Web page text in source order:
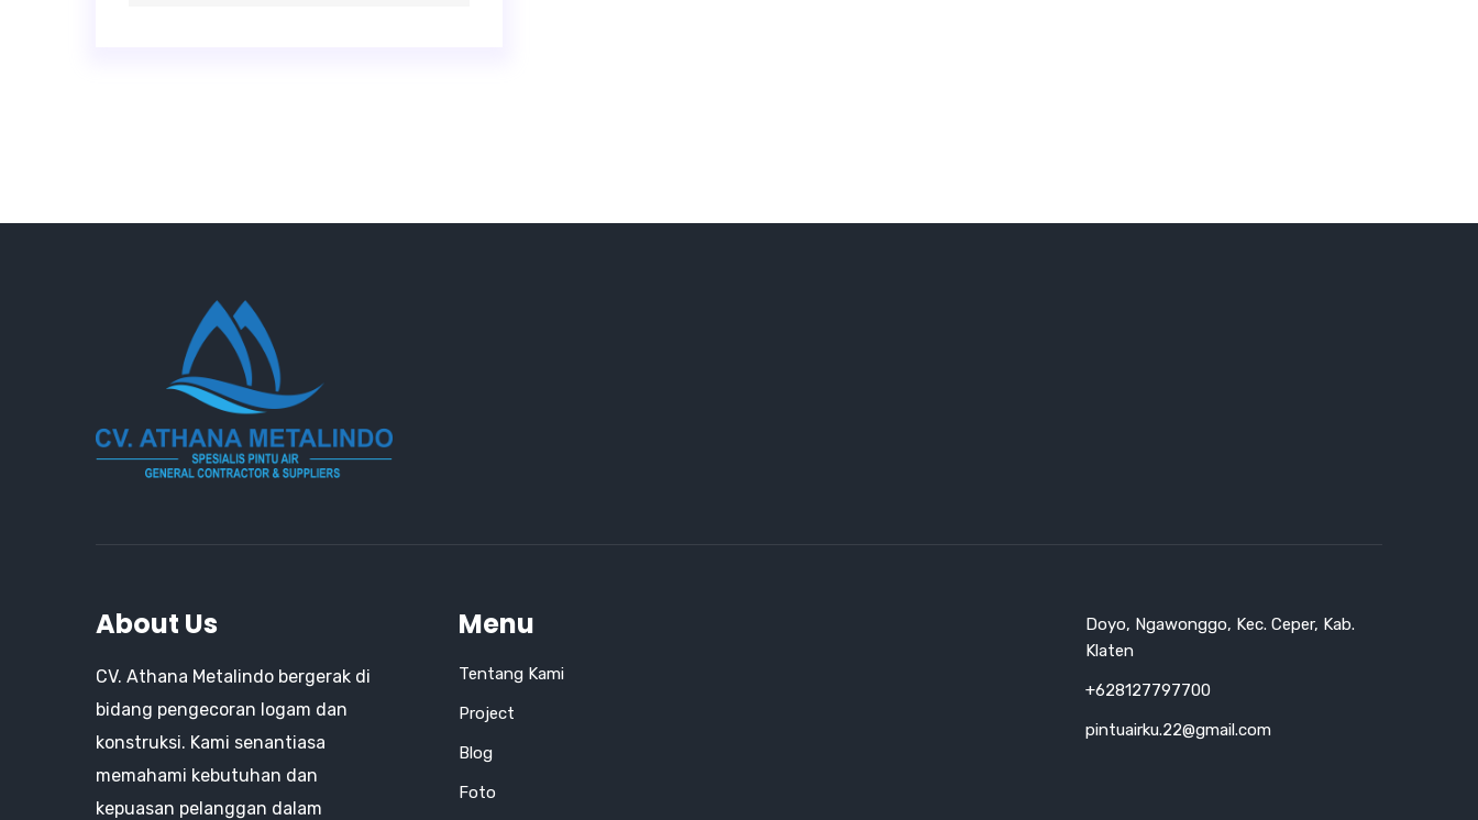
About Us
CV. Athana Metalindo bergerak di
bidang pengecoran logam dan
konstruksi. Kami senantiasa
memahami kebutuhan dan
kepuasan pelanggan dalam
Menu
Tentang Kami
Project
Blog
Foto
Doyo, Ngawonggo, Kec. Ceper, Kab.
Klaten
+628127797700
pintuairku.22@gmail.com